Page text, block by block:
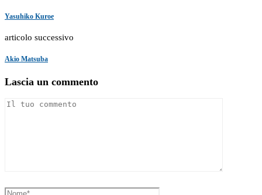
Yasuhiko Kuroe
articolo successivo
Akio Matsuba
Lascia un commento